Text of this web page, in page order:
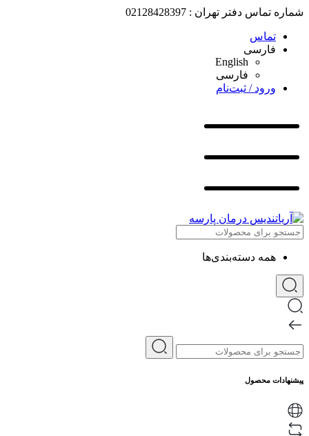
شماره تماس دفتر تهران : 02128428397
تماس
فارسی
English
فارسی
ورود / ثبت‌نام
همه دسته‌بندی‌ها
پیشنهادات محصول